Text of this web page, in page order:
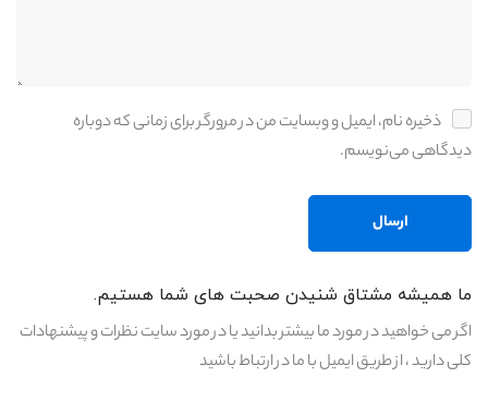
ذخیره نام، ایمیل و وبسایت من در مرورگر برای زمانی که دوباره
دیدگاهی می‌نویسم.
ما همیشه مشتاق شنیدن صحبت های شما هستیم.
اگر می خواهید در مورد ما بیشتر بدانید یا در مورد سایت نظرات و پیشنهادات
کلی دارید ، از طریق ایمیل با ما در ارتباط باشید